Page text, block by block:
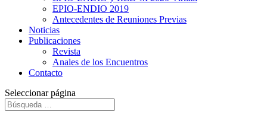
EPIO-ENDIO 2019
Antecedentes de Reuniones Previas
Noticias
Publicaciones
Revista
Anales de los Encuentros
Contacto
Seleccionar página